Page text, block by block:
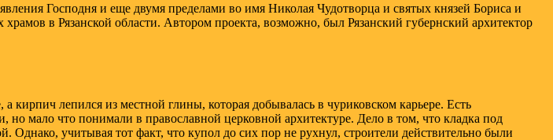
Господня и еще двумя пределами во имя Николая Чудотворца и святых князей Бориса и
в Рязанской области. Автором проекта, возможно, был Рязанский губернский архитектор
лепился из местной глины, которая добывалась в чуриковском карьере. Есть
мало что понимали в православной церковной архитектуре. Дело в том, что кладка под
учитывая тот факт, что купол до сих пор не рухнул, строители действительно были